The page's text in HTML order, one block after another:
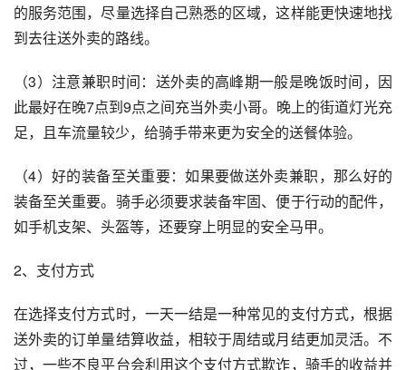
的服务范围，尽量选择自己熟悉的区域，这样能更快速地找
到去往送外卖的路线。
（3）注意兼职时间：送外卖的高峰期一般是晚饭时间，因
此最好在晚7点到9点之间充当外卖小哥。晚上的街道灯光充
足，且车流量较少，给骑手带来更为安全的送餐体验。
（4）好的装备至关重要：如果要做送外卖兼职，那么好的
装备至关重要。骑手必须要求装备牢固、便于行动的配件，
如手机支架、头盔等，还要穿上明显的安全马甲。
2、支付方式
在选择支付方式时，一天一结是一种常见的支付方式，根据
送外卖的订单量结算收益，相较于周结或月结更加灵活。不
过，一些不良平台会利用这个支付方式欺诈，骑手的收益并